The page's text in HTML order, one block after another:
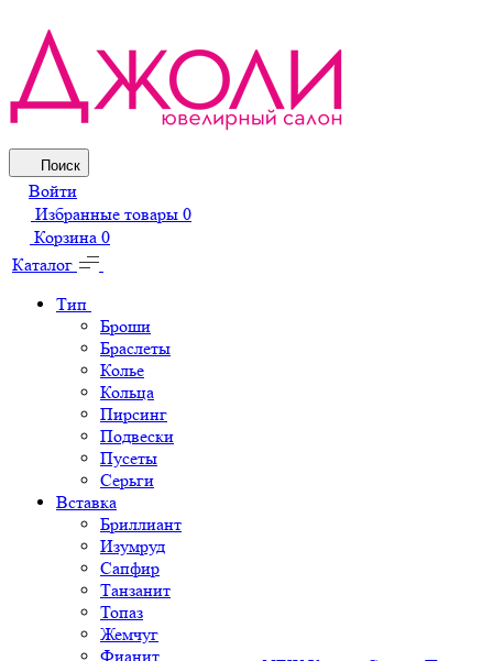
Поиск
Войти
Избранные товары 0
Корзина 0
Каталог
Тип
Броши
Браслеты
Колье
Кольца
Пирсинг
Подвески
Пусеты
Серьги
Вставка
Бриллиант
Изумруд
Сапфир
Танзанит
Топаз
Жемчуг
Фианит